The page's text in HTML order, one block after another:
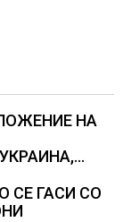
НА
СЕ ГАСИ СО